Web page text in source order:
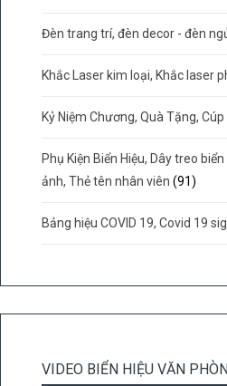
Đèn trang trí, đèn decor - đèn
Khắc Laser kim loại, Khắc laser
Kỷ Niệm Chương, Quà Tặng, Cúp
Phụ Kiện Biển Hiệu, Dây treo
ảnh, Thẻ tên nhân viên (91)
Bảng hiệu COVID 19, Covid 19
VIDEO BIỂN HIỆU VĂN